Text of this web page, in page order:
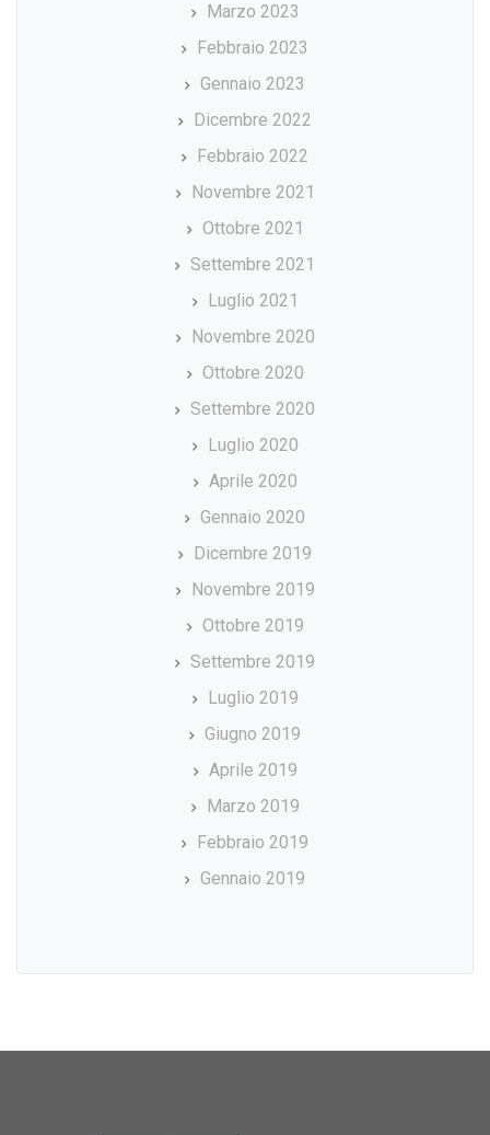
Marzo 2023
Febbraio 2023
Gennaio 2023
Dicembre 2022
Febbraio 2022
Novembre 2021
Ottobre 2021
Settembre 2021
Luglio 2021
Novembre 2020
Ottobre 2020
Settembre 2020
Luglio 2020
Aprile 2020
Gennaio 2020
Dicembre 2019
Novembre 2019
Ottobre 2019
Settembre 2019
Luglio 2019
Giugno 2019
Aprile 2019
Marzo 2019
Febbraio 2019
Gennaio 2019